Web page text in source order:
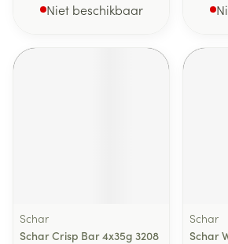
Niet beschikbaar
Schar
Schar Crisp Bar 4x35g 3208
Schar
Schar